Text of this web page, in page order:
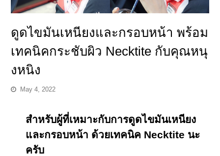
ดูดไขมันเหนียงและกรอบหน้า พร้อม
เทคนิคกระชับผิว Necktite กับคุณหนุ
งหนิง
May 4, 2022
สำหรับผู้ที่เหมาะกับการดูดไขมันเหนียง
และกรอบหน้า ด้วยเทคนิค Necktite นะ
ครับ